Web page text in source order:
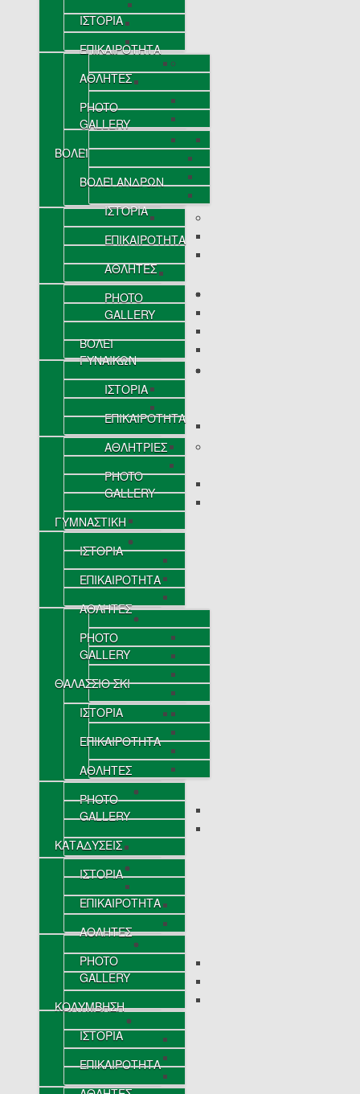
ΙΣΤΟΡΙΑ
ΕΠΙΚΑΙΡΟΤΗΤΑ
ΑΘΛΗΤΕΣ
PHOTO
GALLERY
ΒΟΛΕΪ
ΒΟΛΕΪ ΑΝΔΡΩΝ
ΙΣΤΟΡΙΑ
ΕΠΙΚΑΙΡΟΤΗΤΑ
ΑΘΛΗΤΕΣ
PHOTO
GALLERY
ΒΟΛΕΪ
ΓΥΝΑΙΚΩΝ
ΙΣΤΟΡΙΑ
ΕΠΙΚΑΙΡΟΤΗΤΑ
ΑΘΛΗΤΡΙΕΣ
PHOTO
GALLERY
ΓΥΜΝΑΣΤΙΚΗ
ΙΣΤΟΡΙΑ
ΕΠΙΚΑΙΡΟΤΗΤΑ
ΑΘΛΗΤΕΣ
PHOTO
GALLERY
ΘΑΛΑΣΣΙΟ ΣΚΙ
ΙΣΤΟΡΙΑ
ΕΠΙΚΑΙΡΟΤΗΤΑ
ΑΘΛΗΤΕΣ
PHOTO
GALLERY
ΚΑΤΑΔΥΣΕΙΣ
ΙΣΤΟΡΙΑ
ΕΠΙΚΑΙΡΟΤΗΤΑ
ΑΘΛΗΤΕΣ
PHOTO
GALLERY
ΚΟΛΥΜΒΗΣΗ
ΙΣΤΟΡΙΑ
ΕΠΙΚΑΙΡΟΤΗΤΑ